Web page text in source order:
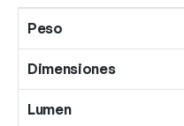
Peso
Dimensiones
Lumen